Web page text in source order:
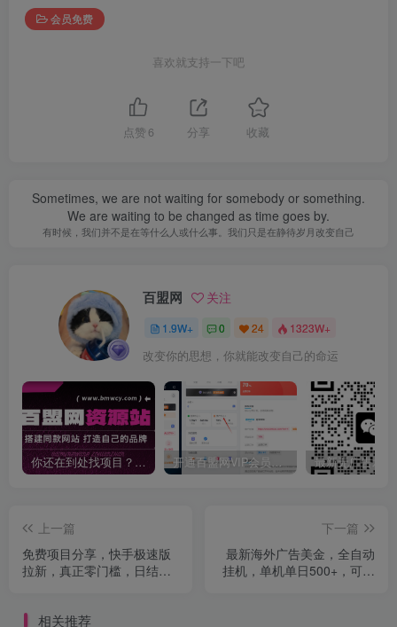
会员免费
喜欢就支持一下吧
点赞 6 分享 收藏
Sometimes, we are not waiting for somebody or something.
We are waiting to be changed as time goes by.
有时候，我们并不是在等什么人或什么事。我们只是在静待岁月改变自己
百盟网 关注
1.9W+ 0 24 1323W+
改变你的思想，你就能改变自己的命运
你还在到处找项目？还在当韭菜？我靠卖项目一个月收入5万+，曾经我也是个失败者。 开通百盟网VIP会员，尊享全站资源免费下载，享70%的推广提成！！【限时五折优惠】
上一篇
免费项目分享，快手极速版
拉新，真正零门槛，日结大
下一篇
最新海外广告美金，全自动
挂机，单机单日500+，可矩
相关推荐